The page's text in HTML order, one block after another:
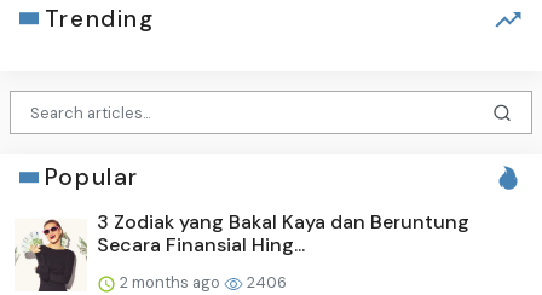
Trending
Popular
3 Zodiak yang Bakal Kaya dan Beruntung
Secara Finansial Hing...
2 months ago 2406